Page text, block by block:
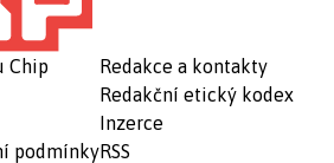
Chip
podmínky
Redakce a kontakty
Redakční etický kodex
Inzerce
RSS